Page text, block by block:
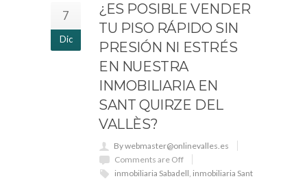
7
Dic
¿ES POSIBLE VENDER
TU PISO RÁPIDO SIN
PRESIÓN NI ESTRÉS
EN NUESTRA
INMOBILIARIA EN
SANT QUIRZE DEL
VALLÈS?
By webmaster@onlinevalles.es
Comments are Off
inmobiliaria Sabadell, inmobiliaria Sant